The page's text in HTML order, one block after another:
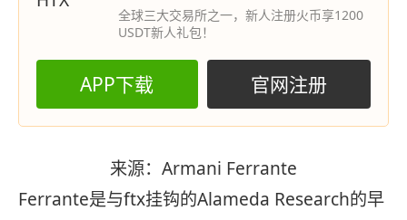
全球三大交易所之一，新人注册火币享1200
USDT新人礼包！
APP下载 官网注册
来源：Armani Ferrante
Ferrante是与ftx挂钩的Alameda Research的早